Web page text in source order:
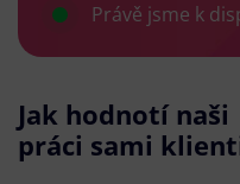
Právě jsme k
Jak hodnotí naši
práci sami